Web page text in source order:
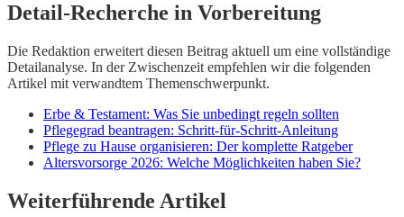
Detail-Recherche in Vorbereitung
Die Redaktion erweitert diesen Beitrag aktuell um eine vollständige
Detailanalyse. In der Zwischenzeit empfehlen wir die folgenden
Artikel mit verwandtem Themenschwerpunkt.
Erbe & Testament: Was Sie unbedingt regeln sollten
Pflegegrad beantragen: Schritt-für-Schritt-Anleitung
Pflege zu Hause organisieren: Der komplette Ratgeber
Altersvorsorge 2026: Welche Möglichkeiten haben Sie?
Weiterführende Artikel